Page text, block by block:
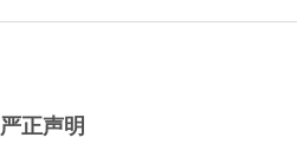
严正声明